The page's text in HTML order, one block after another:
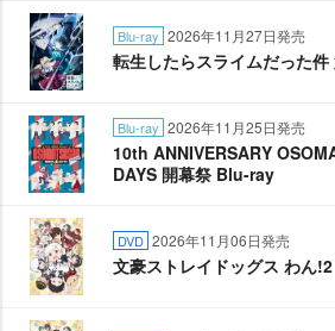
Blu-ray 2026年11月27日発売
転生したらスライムだった
Blu-ray 2026年11月25日発売
10th ANNIVERSARY
DAYS 開幕祭 Blu-ray
DVD 2026年11月06日発売
文豪ストレイドッグス わん